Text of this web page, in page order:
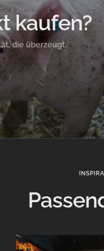
kaufen?
die überzeugt.